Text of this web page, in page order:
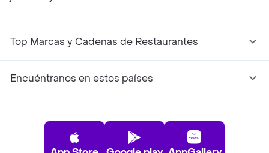
Top Marcas y Cadenas de Restaurantes
Encuéntranos en estos países